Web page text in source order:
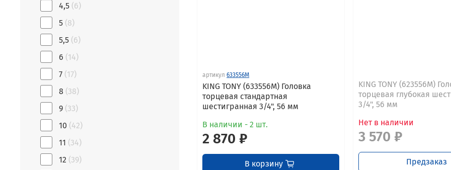
артикул 633556M
KING TONY (633556M) Головка
торцевая стандартная
шестигранная 3/4", 56 мм
В наличии - 2 шт.
2 870 ₽
В корзину
KING TONY (623556M)
торцевая глубокая
3/4", 56 мм
Нет в наличии
3 570 ₽
Предзаказ
4,5 (6)
5 (8)
5,5 (6)
6 (14)
7 (17)
8 (38)
9 (33)
10 (42)
11 (34)
12 (39)